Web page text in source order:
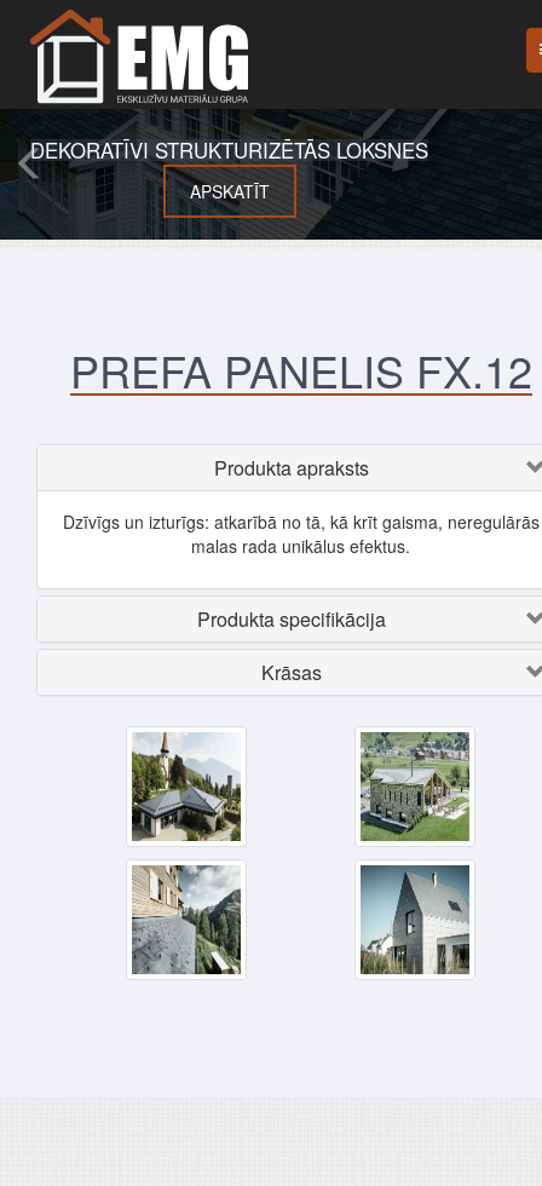
DEKORATĪVI STRUKTURIZĒTĀS LOKSNES
APSKATĪT
PREFA PANELIS FX.12
Produkta apraksts
Dzīvīgs un izturīgs: atkarībā no tā, kā krīt gaisma, neregulārās
malas rada unikālus efektus.
Produkta specifikācija
Krāsas